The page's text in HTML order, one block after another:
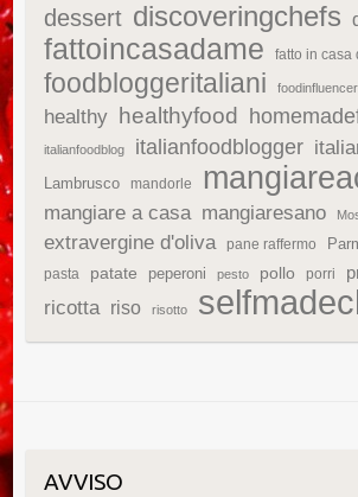
dessert discoveringchefs
fattoincasadame fatto in casa
foodbloggeritaliani foodinfluencer
healthy healthyfood
italianfoodblog italianfoodblogger
Lambrusco mandorle
mangiare a casa mangiaresano
extravergine d'oliva
pane raffermo
pasta patate peperoni pesto pollo porri
ricotta riso risotto
AVVISO